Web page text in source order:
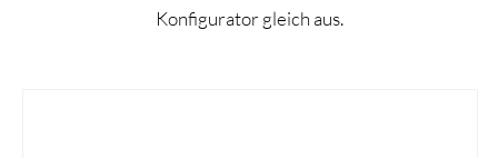
Konfigurator gleich aus.